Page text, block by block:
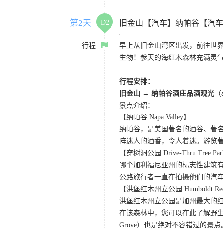
第2天 D2 旧金山【汽车】纳帕谷【汽
行程
早上从旧金山湾区出发，前往世
生物！参天的海红木森林充满灵
行程安排：
旧金山 → 纳帕谷酒庄品酒观光
景点介绍：
【纳帕谷 Napa Valley】
纳帕谷，是美国著名的酒谷、著
阵迷人的酒香，令人着迷。游览
【穿树洞公园 Drive-Thru Tree
哪个加利福尼亚州的标志性建筑
公路旅行者一直在拍摄他们的汽
【洪堡红木州立公园 Humboldt
洪堡红木州立公园是加州最大的
在该森林中，您可以在此了解野
Grove）也是绝对不容错过的景点